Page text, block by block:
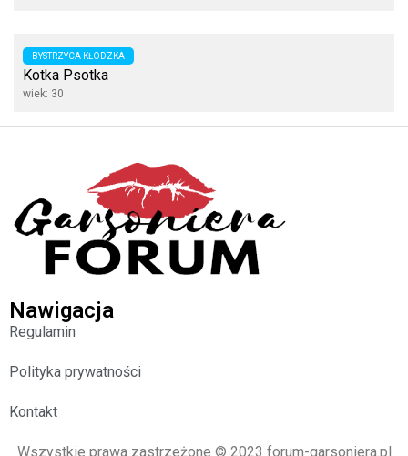
BYSTRZYCA KŁODZKA
Kotka Psotka
wiek: 30
Nawigacja
Regulamin
Polityka prywatności
Kontakt
Wszystkie prawa zastrzeżone © 2023 forum-garsoniera.pl